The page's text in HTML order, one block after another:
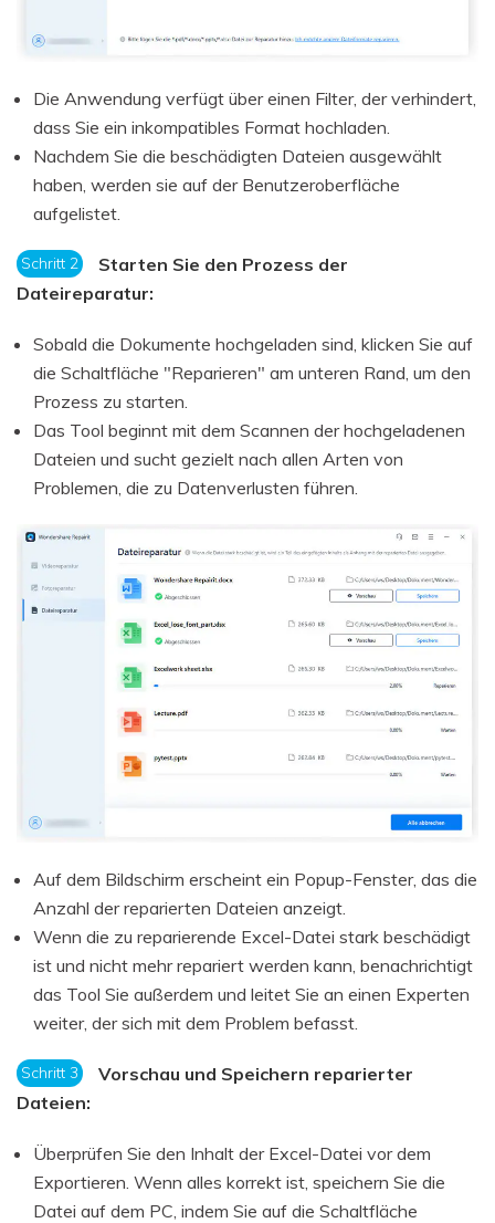
Die Anwendung verfügt über einen Filter, der verhindert,
dass Sie ein inkompatibles Format hochladen.
Nachdem Sie die beschädigten Dateien ausgewählt
haben, werden sie auf der Benutzeroberfläche
aufgelistet.
Schritt 2
Starten Sie den Prozess der
Dateireparatur:
Sobald die Dokumente hochgeladen sind, klicken Sie auf
die Schaltfläche "Reparieren" am unteren Rand, um den
Prozess zu starten.
Das Tool beginnt mit dem Scannen der hochgeladenen
Dateien und sucht gezielt nach allen Arten von
Problemen, die zu Datenverlusten führen.
Auf dem Bildschirm erscheint ein Popup-Fenster, das die
Anzahl der reparierten Dateien anzeigt.
Wenn die zu reparierende Excel-Datei stark beschädigt
ist und nicht mehr repariert werden kann, benachrichtigt
das Tool Sie außerdem und leitet Sie an einen Experten
weiter, der sich mit dem Problem befasst.
Schritt 3
Vorschau und Speichern reparierter
Dateien:
Überprüfen Sie den Inhalt der Excel-Datei vor dem
Exportieren. Wenn alles korrekt ist, speichern Sie die
Datei auf dem PC, indem Sie auf die Schaltfläche